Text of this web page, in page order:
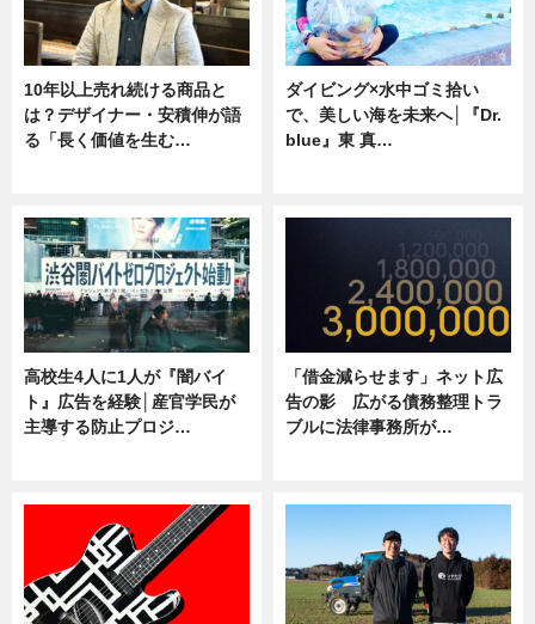
10年以上売れ続ける商品と
は？デザイナー・安積伸が語
る「長く価値を生む…
ダイビング×水中ゴミ拾い
で、美しい海を未来へ│『Dr.
blue』東 真…
高校生4人に1人が『闇バイ
ト』広告を経験│産官学民が
主導する防止プロジ…
「借金減らせます」ネット広
告の影 広がる債務整理トラ
ブルに法律事務所が…